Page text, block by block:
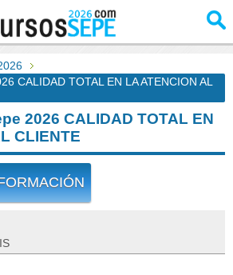
CALIDAD TOTAL EN LA ATENCION AL
2026 CALIDAD TOTAL EN
CLIENTE